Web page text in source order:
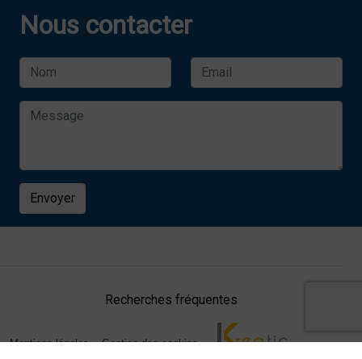
Nous contacter
Envoyer
Recherches fréquentes
Mentions légales Gestion des cookies